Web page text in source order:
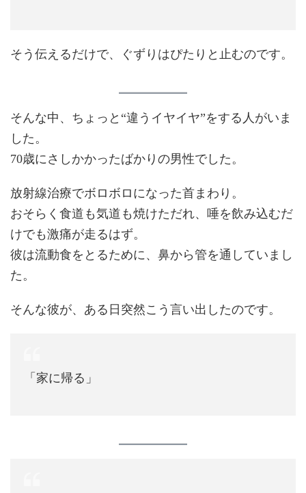
そう伝えるだけで、ぐずりはぴたりと止むのです。
そんな中、ちょっと“違うイヤイヤ”をする人がいま
した。
70歳にさしかかったばかりの男性でした。
放射線治療でボロボロになった首まわり。
おそらく食道も気道も焼けただれ、唾を飲み込むだ
けでも激痛が走るはず。
彼は流動食をとるために、鼻から管を通していまし
た。
そんな彼が、ある日突然こう言い出したのです。
「家に帰る」